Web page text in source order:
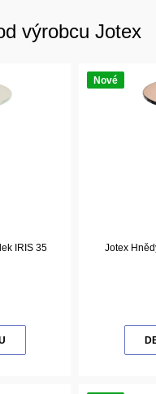
výrobcu Jotex
IRIS 35
Nové
Jotex